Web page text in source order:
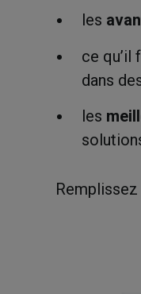
les
ce qu’il
dans
les